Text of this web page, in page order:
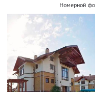
Номерной